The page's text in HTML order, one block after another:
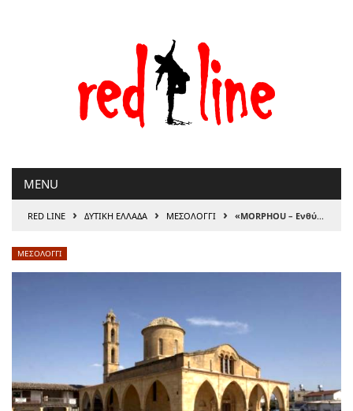
MENU
RED LINE › ΔΥΤΙΚΗ ΕΛΛΑΔΑ › ΜΕΣΟΛΟΓΓΙ › «ΜΟRPHOU – Ενθύμιο 35 Xρόνια»
ΜΕΣΟΛΟΓΓΙ